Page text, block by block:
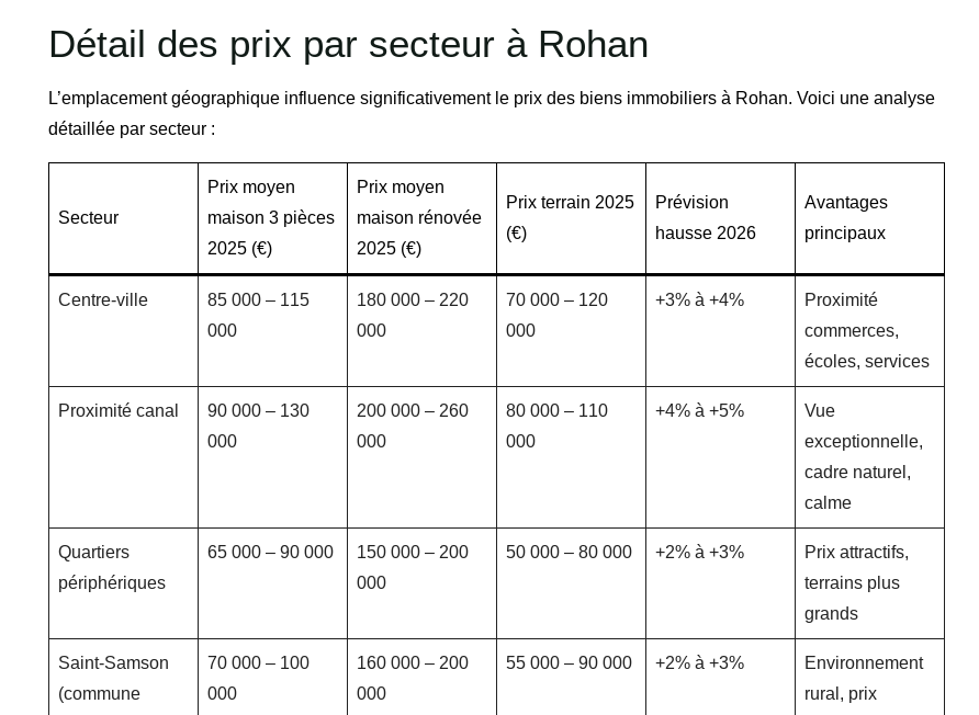
Détail des prix par secteur à Rohan
L’emplacement géographique influence significativement le prix des biens immobiliers à Rohan. Voici une analyse
détaillée par secteur :
Secteur
Prix moyen
maison 3 pièces
2025 (€)
Prix moyen
maison rénovée
2025 (€)
Prix terrain 2025
(€)
Prévision
hausse 2026
Avantages
principaux
Centre-ville
85 000 – 115
000
180 000 – 220
000
70 000 – 120
000
+3% à +4%
Proximité
commerces,
écoles, services
Proximité canal
90 000 – 130
000
200 000 – 260
000
80 000 – 110
000
+4% à +5%
Vue
exceptionnelle,
cadre naturel,
calme
Quartiers
périphériques
65 000 – 90 000
150 000 – 200
000
50 000 – 80 000 +2% à +3%
Prix attractifs,
terrains plus
grands
Saint-Samson
(commune
70 000 – 100
000
160 000 – 200
000
55 000 – 90 000 +2% à +3%
Environnement
rural, prix